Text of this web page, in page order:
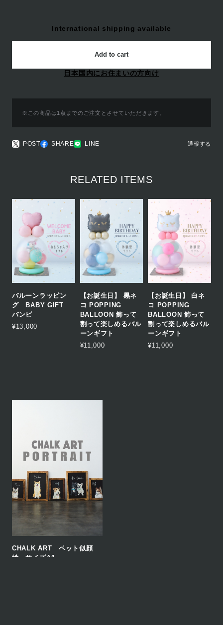
International shipping available
Add to cart
日本国内にお住まいの方向け
※この商品は1点までのご注文とさせていただきます。
POST SHARE LINE 通報する
RELATED ITEMS
バルーンラッピン
グ BABY GIFT
バンビ
¥13,000
【お誕生日】 黒ネ
コ POPPING
BALLOON 飾って
割って楽しめるバル
ーンギフト
¥11,000
【お誕生日】 白ネ
コ POPPING
BALLOON 飾って
割って楽しめるバル
ーンギフト
¥11,000
CHALK ART ペット似顔
絵 サイズA4